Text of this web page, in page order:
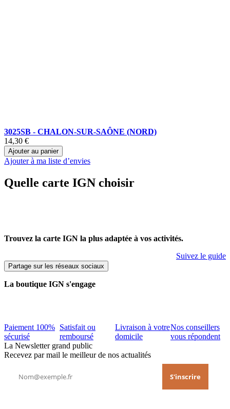
3025SB - CHALON-SUR-SAÔNE (NORD)
14,30 €
Ajouter au panier
Ajouter à ma liste d’envies
Quelle carte IGN choisir
Trouvez la carte IGN la plus adaptée à vos activités.
Suivez le guide
Partage sur les réseaux sociaux
La boutique IGN s'engage
Paiement 100%
sécurisé
Satisfait ou
remboursé
Livraison à votre
domicile
Nos conseillers
vous répondent
La Newsletter grand public
Recevez par mail le meilleur de nos actualités